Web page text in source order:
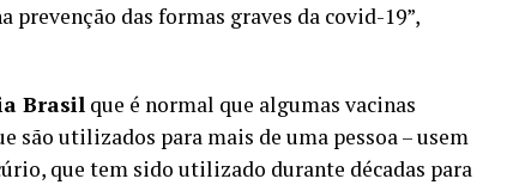
prevenção das formas graves da covid-19”,
Brasil que é normal que algumas vacinas
são utilizados para mais de uma pessoa – usem
que tem sido utilizado durante décadas para